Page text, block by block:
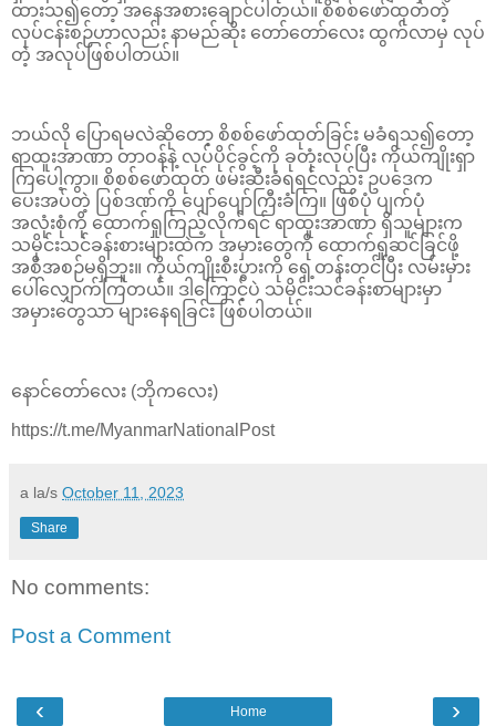
ထားသ၍တော့ အနေအစားချောင်ပါတယ်။ စိစစ်ဖော်ထုတ်တဲ့
လုပ်ငန်းစဉ်ဟာလည်း နာမည်ဆိုး တော်တော်လေး ထွက်လာမှ လုပ်
တဲ့ အလုပ်ဖြစ်ပါတယ်။
ဘယ်လို ပြောရမလဲဆိုတော့ စိစစ်ဖော်ထုတ်ခြင်း မခံရသ၍တော့
ရာထူးအာဏာ တာဝန်နဲ့ လုပ်ပိုင်ခွင့်ကို ခုတုံးလုပ်ပြီး ကိုယ်ကျိုးရှာ
ကြပေါ့ကွာ။ စိစစ်ဖော်ထုတ် ဖမ်းဆီးခံရရင်လည်း ဥပဒေက
ပေးအပ်တဲ့ ပြစ်ဒဏ်ကို ပျော်ပျော်ကြီးခံကြ။ ဖြစ်ပုံ ပျက်ပုံ
အလုံးစုံကို ထောက်ရှုကြည့်လိုက်ရင် ရာထူးအာဏာ ရှိသူများက
သမိုင်းသင်ခန်းစားများထဲက အမှားတွေကို ထောက်ရှုဆင်ခြင်ဖို့
အစီအစဉ်မရှိဘူး။ ကိုယ်ကျိုးစီးပွားကို ရှေ့တန်းတင်ပြီး လမ်းမှား
ပေါ်လျှောက်ကြတယ်။ ဒါကြောင့်ပဲ သမိုင်းသင်ခန်းစာများမှာ
အမှားတွေသာ များနေရခြင်း ဖြစ်ပါတယ်။
နောင်တော်လေး (ဘိုကလေး)
https://t.me/MyanmarNationalPost
a la/s October 11, 2023
Share
No comments:
Post a Comment
‹ ›
Home